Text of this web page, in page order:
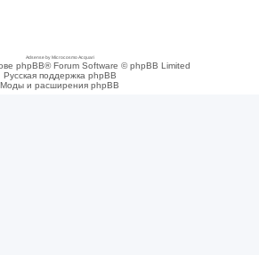
Adsense by Microcosmo Acquari
phpBB® Forum Software © phpBB Limited
Русская поддержка phpBB
Моды и расширения phpBB